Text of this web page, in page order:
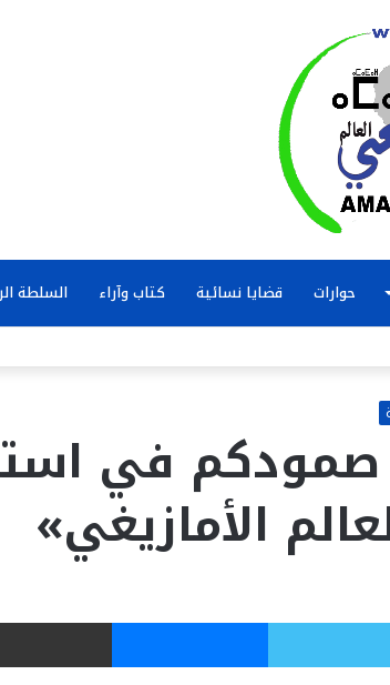
حوارات قضايا نسائية كتاب وآراء السلطة
في
الأمازيغي»
تويتر ماسنجر